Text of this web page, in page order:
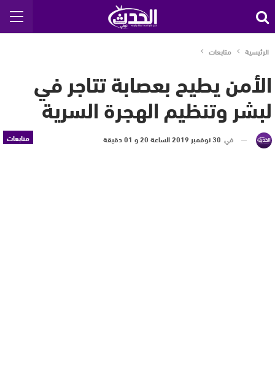
الرئيسية متابعات
الأمن يطيح بعصابة تتاجر في
لبشر وتنظيم الهجرة السرية
متابعات في 30 نوفمبر 2019 الساعة 20 و 01 دقيقة